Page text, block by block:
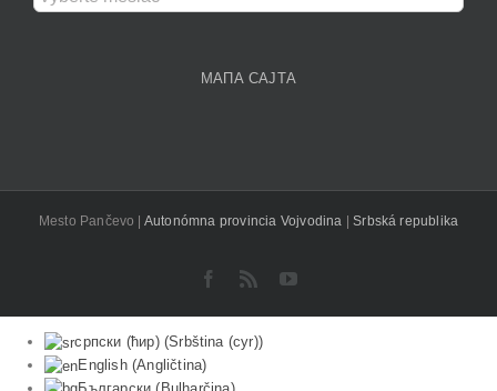
чланака
МАПА САЈТА
Mesto Pančevo | Autonómna provincia Vojvodina |Srbská republika
Facebook
Rss YouTube
српски (ћир)(Srbština (cyr))
English(Angličtina)